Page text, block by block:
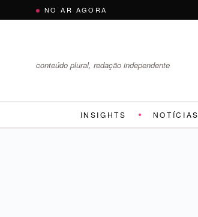
para
NO AR AGORA
conteúdo plural, redação independente
INSIGHTS NOTÍCIAS